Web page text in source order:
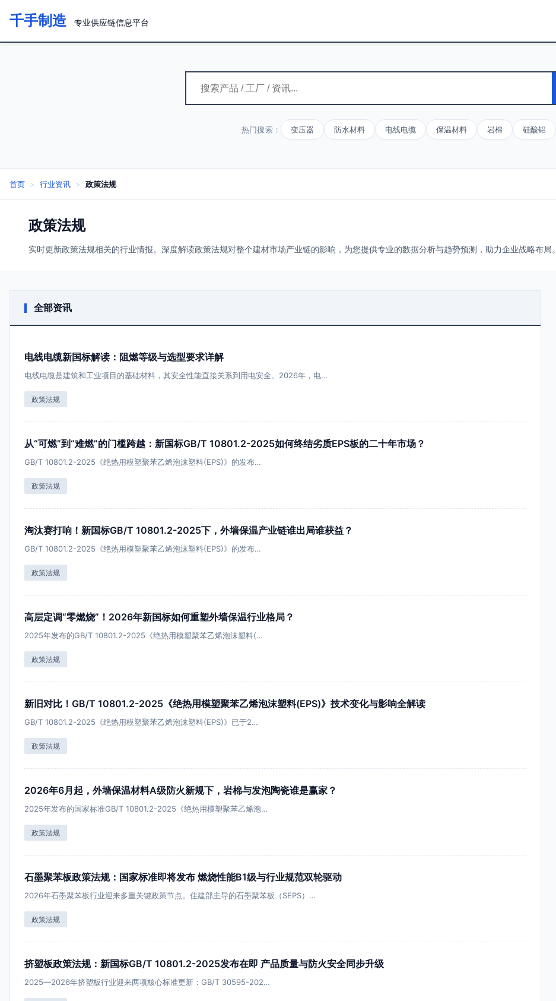
千手制造 专业供应链信息平台
热门搜索： 变压器 防水材料 电线电缆 保温材料 岩棉 硅酸铝
首页 > 行业资讯 > 政策法规
政策法规
实时更新政策法规相关的行业情报。深度解读政策法规对整个建材市场产业链的影响，为您提供专业的数据分析与趋势预测，助力企业战略布局。
全部资讯
电线电缆新国标解读：阻燃等级与选型要求详解
电线电缆是建筑和工业项目的基础材料，其安全性能直接关系到用电安全。2026年，电…
政策法规
从“可燃”到“难燃”的门槛跨越：新国标GB/T 10801.2-2025如何终结劣质EPS板的二十年市场？
GB/T 10801.2-2025《绝热用模塑聚苯乙烯泡沫塑料(EPS)》的发布…
政策法规
淘汰赛打响！新国标GB/T 10801.2-2025下，外墙保温产业链谁出局谁获益？
GB/T 10801.2-2025《绝热用模塑聚苯乙烯泡沫塑料(EPS)》的发布…
政策法规
高层定调“零燃烧”！2026年新国标如何重塑外墙保温行业格局？
2025年发布的GB/T 10801.2-2025《绝热用模塑聚苯乙烯泡沫塑料(…
政策法规
新旧对比！GB/T 10801.2-2025《绝热用模塑聚苯乙烯泡沫塑料(EPS)》技术变化与影响全解读
GB/T 10801.2-2025《绝热用模塑聚苯乙烯泡沫塑料(EPS)》已于2…
政策法规
2026年6月起，外墙保温材料A级防火新规下，岩棉与发泡陶瓷谁是赢家？
2025年发布的国家标准GB/T 10801.2-2025《绝热用模塑聚苯乙烯泡…
政策法规
石墨聚苯板政策法规：国家标准即将发布 燃烧性能B1级与行业规范双轮驱动
2026年石墨聚苯板行业迎来多重关键政策节点。住建部主导的石墨聚苯板（SEPS）…
政策法规
挤塑板政策法规：新国标GB/T 10801.2-2025发布在即 产品质量与防火安全同步升级
2025—2026年挤塑板行业迎来两项核心标准更新：GB/T 30595-202…